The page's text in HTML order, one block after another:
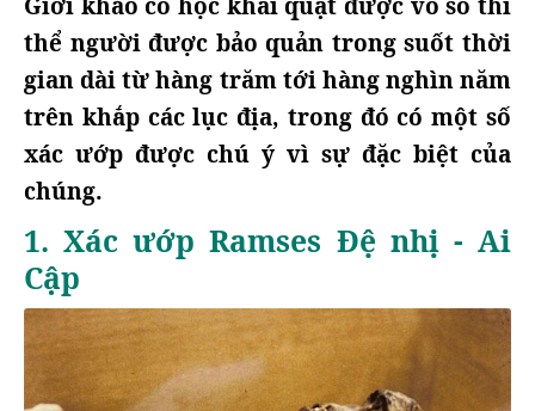
thể người được bảo quản trong suốt thời
gian dài từ hàng trăm tới hàng nghìn năm
trên khắp các lục địa, trong đó có một số
xác ướp được chú ý vì sự đặc biệt của
chúng.
1. Xác ướp Ramses Đệ nhị - Ai
Cập